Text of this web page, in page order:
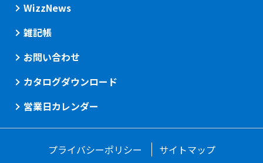
WizzNews
雑記帳
お問い合わせ
カタログダウンロード
営業日カレンダー
プライバシーポリシー サイトマップ